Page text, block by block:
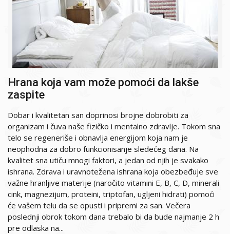
Hrana koja vam može pomoći da lakše
zaspite
Dobar i kvalitetan san doprinosi brojne dobrobiti za
organizam i čuva naše fizičko i mentalno zdravlje. Tokom sna
telo se regeneriše i obnavlja energijom koja nam je
neophodna za dobro funkcionisanje sledećeg dana. Na
kvalitet sna utiču mnogi faktori, a jedan od njih je svakako
ishrana. Zdrava i uravnotežena ishrana koja obezbeđuje sve
važne hranljive materije (naročito vitamini E, B, C, D, minerali
cink, magnezijum, proteini, triptofan, ugljeni hidrati) pomoći
će vašem telu da se opusti i pripremi za san. Večera
poslednji obrok tokom dana trebalo bi da bude najmanje 2 h
pre odlaska na...